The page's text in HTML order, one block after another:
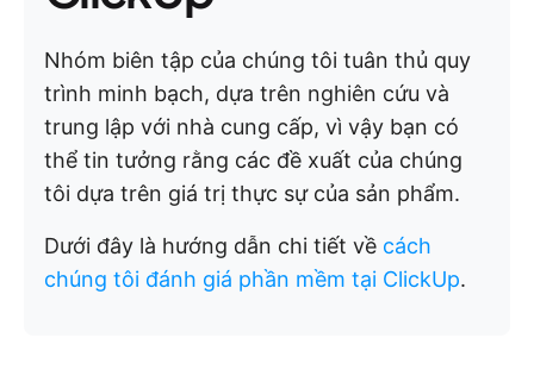
Nhóm biên tập của chúng tôi tuân thủ quy
trình minh bạch, dựa trên nghiên cứu và
trung lập với nhà cung cấp, vì vậy bạn có
thể tin tưởng rằng các đề xuất của chúng
tôi dựa trên giá trị thực sự của sản phẩm.
Dưới đây là hướng dẫn chi tiết về cách
chúng tôi đánh giá phần mềm tại ClickUp.